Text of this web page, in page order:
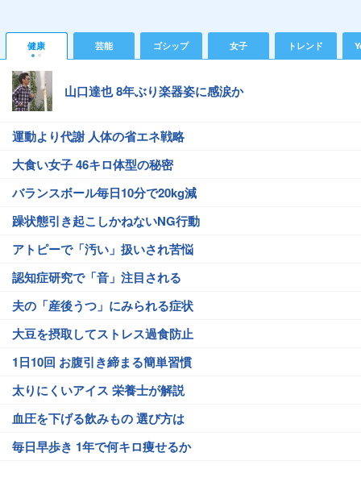
健康 芸能 ゴシップ 女子 トレンド
山口達也 8年ぶり楽器姿に感涙か
運動より代謝 人体の省エネ戦略
大食い女子 46キロ体型の秘密
バランスボール毎日10分で20kg減
躁状態引き起こしかねないNG行動
アトピーで「汚い」扱いされ苦悩
認知症研究で「音」注目される
夫の「産後うつ」にみられる症状
大豆を摂取してストレス過食防止
1日10回 お腹引き締まる簡単習慣
太りにくいアイス 栄養士が解説
血圧を下げる飲みもの 選び方は
毎日早歩き 1年で何キロ痩せるか